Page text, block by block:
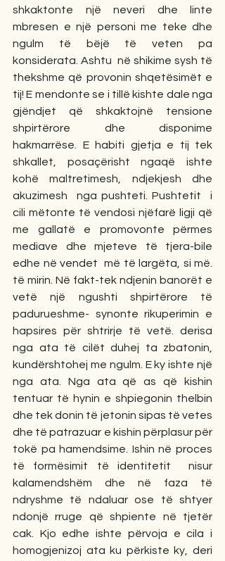
shkaktonte një neveri dhe linte
mbresen e një personi me teke dhe
ngulm të bëjë të veten pa
konsiderata. Ashtu  në shikime sysh të
thekshme që provonin shqetësimët e
tij! E mendonte se i tillë kishte dale nga
gjëndjet që shkaktojnë tensione
shpirtërore dhe disponime
hakmarrëse. E habiti gjetja e tij tek
shkallet, posaçërisht ngaqë ishte
kohë maltretimesh, ndjekjesh dhe
akuzimesh  nga pushteti. Pushtetit  i
cili mëtonte të vendosi njëfarë ligji që
me gallatë e promovonte përmes
mediave dhe mjeteve të tjera-bile
edhe në vendet  më të largëta, si më.
të mirin. Në fakt-tek ndjenin banorët e
vetë një ngushti shpirtërore të
padurueshme- synonte rikuperimin e
hapsires për shtrirje të vetë. derisa
nga ata të cilët duhej ta zbatonin,
kundërshtohej me ngulm. E ky ishte një
nga ata. Nga ata që as që kishin
tentuar të hynin e shpiegonin thelbin
dhe tek donin të jetonin sipas të vetes
dhe të patrazuar e kishin përplasur për
tokë pa hamendsime. Ishin në proces
të formësimit të identitetit  nisur
kalamendshëm dhe në faza të
ndryshme të ndaluar ose të shtyer
ndonjë rruge që shpiente në tjetër
cak. Kjo edhe ishte përvoja e cila i
homogjenizoj ata ku përkiste ky, deri